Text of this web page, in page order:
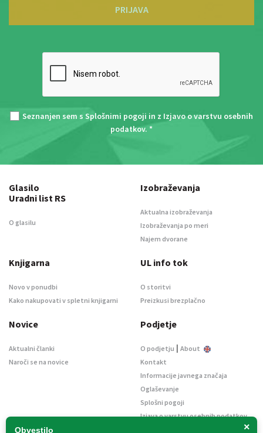
PRIJAVA
Seznanjen sem s Splošnimi pogoji in z Izjavo o varstvu osebnih
podatkov. *
×
Obvestilo
Glasilo
Uradni list RS
O glasilu
Izobraževanja
Aktualna izobraževanja
Izobraževanja po meri
Najem dvorane
Knjigarna
Novo v ponudbi
Kako nakupovati v spletni knjigarni
UL info tok
O storitvi
Preizkusi brezplačno
Novice
Aktualni članki
Naroči se na novice
Podjetje
O podjetju | About
Kontakt
Informacije javnega značaja
Oglaševanje
Splošni pogoji
Izjava o varstvu osebnih podatkov